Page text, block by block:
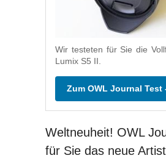
Wir testeten für Sie die
Lumix S5 II.
Zum OWL Journal Test
Weltneuheit! OWL
für Sie das neue